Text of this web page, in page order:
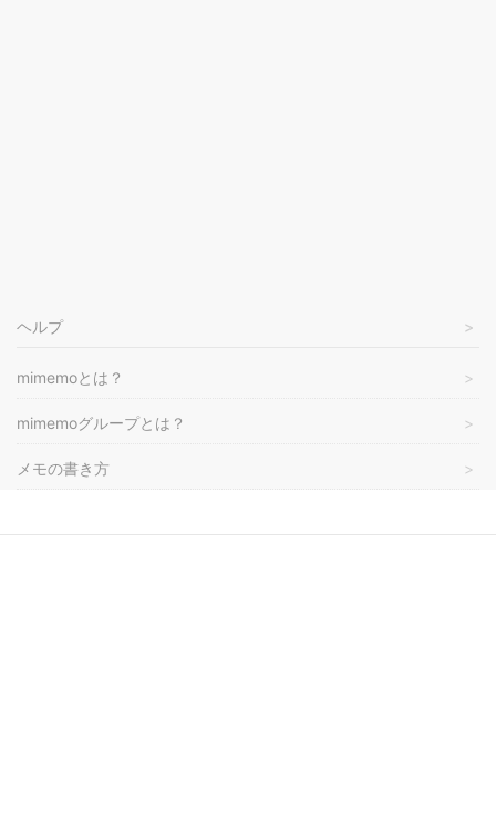
ヘルプ
mimemoとは？
mimemoグループとは？
メモの書き方